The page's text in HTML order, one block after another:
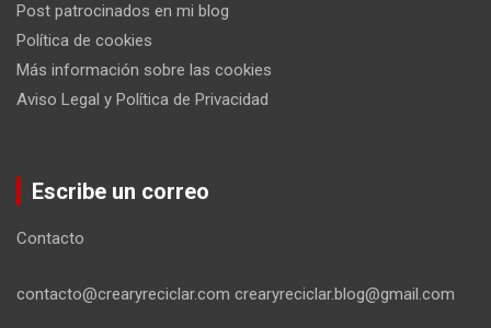
Post patrocinados en mi blog
Política de cookies
Más información sobre las cookies
Aviso Legal y Política de Privacidad
Escribe un correo
Contacto
contacto@crearyreciclar.com crearyreciclar.blog@gmail.com